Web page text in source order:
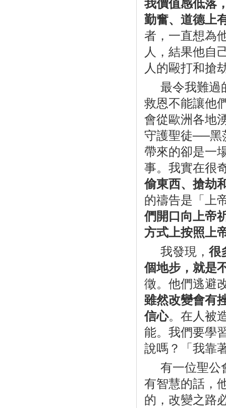
勤奮、道德上
者，一直想為
人，結果他自
人的毆打和搶
最令我難過
救恩不能讓他
會從歐洲各地
守護聖徒──黑
帶來的卻是一
事。我實在很
偷東西、搶劫
的禱告是「上
們開口向上帝
方式上按照上
我發現， 很
個地步，就是
徵。他們逃避
雖然改變會有
信心。在人被
能。我們要學
說嗎？「我靠
有一位聖公
有智慧的話，
的，改變之路